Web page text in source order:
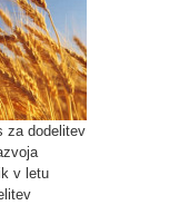
za dodelitev
v letu